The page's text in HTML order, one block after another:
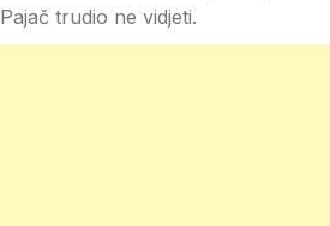
trudio ne vidjeti.